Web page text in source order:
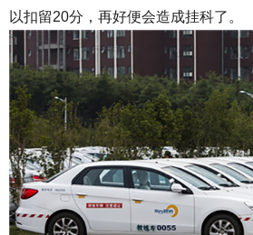
以扣留20分，再好便会造成挂科了。